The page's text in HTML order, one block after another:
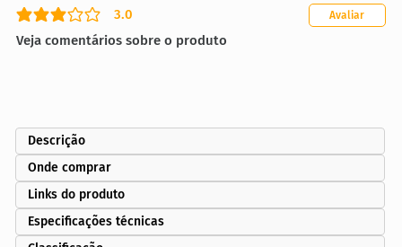
3.0
classificação média é 3 de 5
Veja comentários sobre o produto
Avaliar
Descrição
Onde comprar
Links do produto
Especificações técnicas